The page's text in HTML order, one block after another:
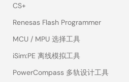
CS+
Renesas Flash Programmer
MCU / MPU 选择工具
iSim:PE 离线模拟工具
PowerCompass 多轨设计工具